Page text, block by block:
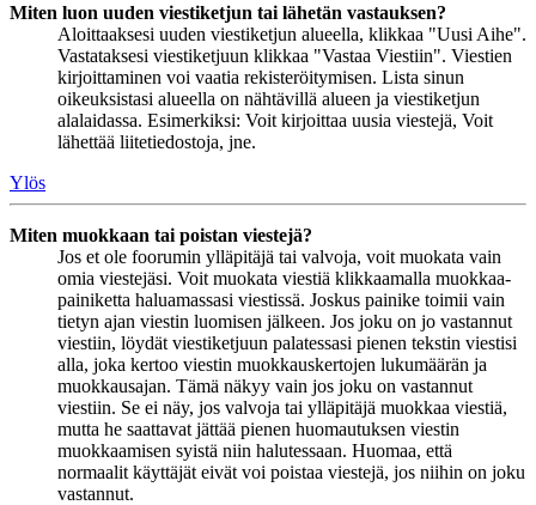
Miten luon uuden viestiketjun tai lähetän vastauksen?
Aloittaaksesi uuden viestiketjun alueella, klikkaa "Uusi Aihe".
Vastataksesi viestiketjuun klikkaa "Vastaa Viestiin". Viestien
kirjoittaminen voi vaatia rekisteröitymisen. Lista sinun
oikeuksistasi alueella on nähtävillä alueen ja viestiketjun
alalaidassa. Esimerkiksi: Voit kirjoittaa uusia viestejä, Voit
lähettää liitetiedostoja, jne.
Ylös
Miten muokkaan tai poistan viestejä?
Jos et ole foorumin ylläpitäjä tai valvoja, voit muokata vain
omia viestejäsi. Voit muokata viestiä klikkaamalla muokkaa-
painiketta haluamassasi viestissä. Joskus painike toimii vain
tietyn ajan viestin luomisen jälkeen. Jos joku on jo vastannut
viestiin, löydät viestiketjuun palatessasi pienen tekstin viestisi
alla, joka kertoo viestin muokkauskertojen lukumäärän ja
muokkausajan. Tämä näkyy vain jos joku on vastannut
viestiin. Se ei näy, jos valvoja tai ylläpitäjä muokkaa viestiä,
mutta he saattavat jättää pienen huomautuksen viestin
muokkaamisen syistä niin halutessaan. Huomaa, että
normaalit käyttäjät eivät voi poistaa viestejä, jos niihin on joku
vastannut.